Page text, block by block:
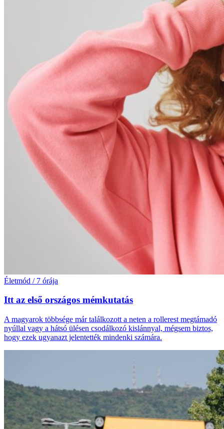
Életmód / 7 órája
Itt az első országos mémkutatás
A magyarok többsége már találkozott a neten a rollerest megtámadó
nyúllal vagy a hátsó ülésen csodálkozó kislánnyal, mégsem biztos,
hogy ezek ugyanazt jelentették mindenki számára.